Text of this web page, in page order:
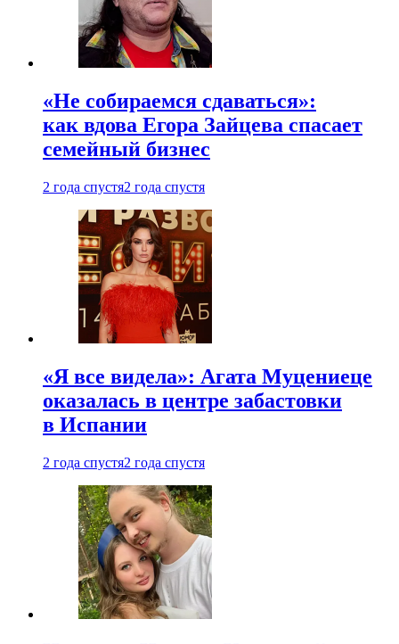
«Не собираемся сдаваться»:
как вдова Егора Зайцева спасает
семейный бизнес
2 года спустя2 года спустя
«Я все видела»: Агата Муцениеце
оказалась в центре забастовки
в Испании
2 года спустя2 года спустя